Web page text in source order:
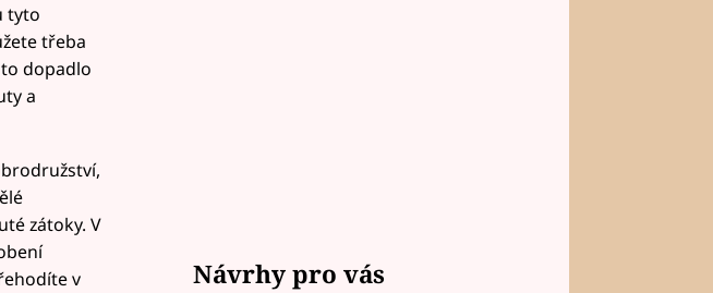
tyto
třeba
dopadlo
a
zátoky. V
v
Návrhy pro vás